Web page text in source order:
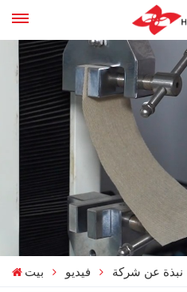
بيت فيديو